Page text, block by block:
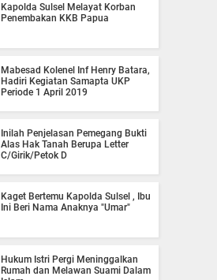
Kapolda Sulsel Melayat Korban
Penembakan KKB Papua
Mabesad Kolenel Inf Henry Batara,
Hadiri Kegiatan Samapta UKP
Periode 1 April 2019
Inilah Penjelasan Pemegang Bukti
Alas Hak Tanah Berupa Letter
C/Girik/Petok D
Kaget Bertemu Kapolda Sulsel , Ibu
Ini Beri Nama Anaknya "Umar"
Hukum Istri Pergi Meninggalkan
Rumah dan Melawan Suami Dalam